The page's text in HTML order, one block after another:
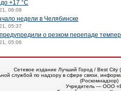
+17 °C
06:08
недели в Челябинске
05:37
о резком перепаде
05:06
Сетевое издание Лучший Город / Best City (
службой по надзору в сфере связи,
(Роскомнадзор)
Учредитель — ООО